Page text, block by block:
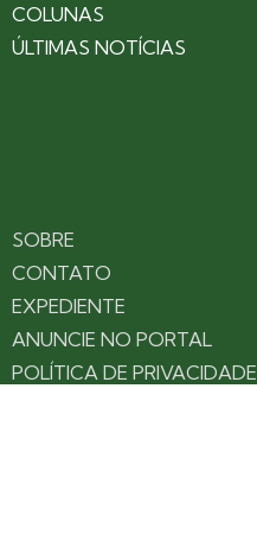
COLUNAS
ÚLTIMAS NOTÍCIAS
SOBRE
CONTATO
EXPEDIENTE
ANUNCIE NO PORTAL
POLÍTICA DE PRIVACIDADE